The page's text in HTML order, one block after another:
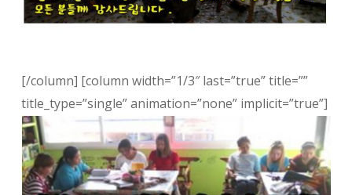
[/column] [column width=”1/3″ last=”true” title=””
title_type=”single” animation=”none” implicit=”true”]